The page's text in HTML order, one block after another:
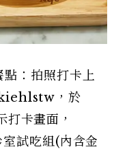
點：拍照打卡上
，於
卡畫面，
試吃組(內含金